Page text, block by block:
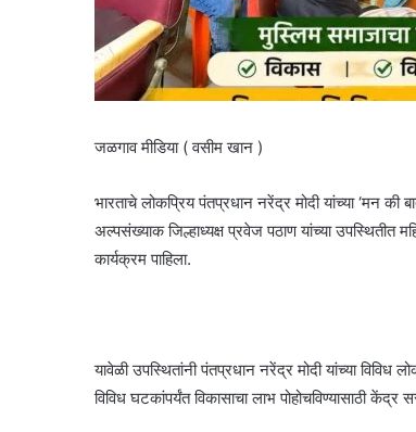
जळगाव मीडिया ( वसीम खान )
भारताचे लोकप्रिय पंतप्रधान नरेंद्र मोदी यांच्या ‘मन
अल्पसंख्याक जिल्हाध्यक्ष प्रवेज पठाण यांच्या उपस्थितीत
कार्यक्रम पाहिला.
यावेळी उपस्थितांनी पंतप्रधान नरेंद्र मोदी यांच्या विविध
विविध घटकांपर्यंत विकासाचा लाभ पोहोचविण्यासाठी